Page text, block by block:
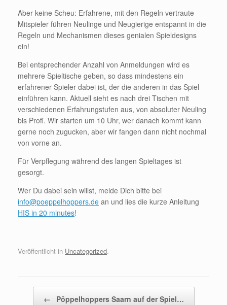
Aber keine Scheu: Erfahrene, mit den Regeln vertraute
Mitspieler führen Neulinge und Neugierige entspannt in die
Regeln und Mechanismen dieses genialen Spieldesigns
ein!
Bei entsprechender Anzahl von Anmeldungen wird es
mehrere Spieltische geben, so dass mindestens ein
erfahrener Spieler dabei ist, der die anderen in das Spiel
einführen kann. Aktuell sieht es nach drei Tischen mit
verschiedenen Erfahrungstufen aus, von absoluter Neuling
bis Profi. Wir starten um 10 Uhr, wer danach kommt kann
gerne noch zugucken, aber wir fangen dann nicht nochmal
von vorne an.
Für Verpflegung während des langen Spieltages ist
gesorgt.
Wer Du dabei sein willst, melde Dich bitte bei
info@poeppelhoppers.de an und lies die kurze Anleitung
HIS in 20 minutes!
Veröffentlicht in Uncategorized.
← Pöppelhoppers Saarn auf der Spiel…